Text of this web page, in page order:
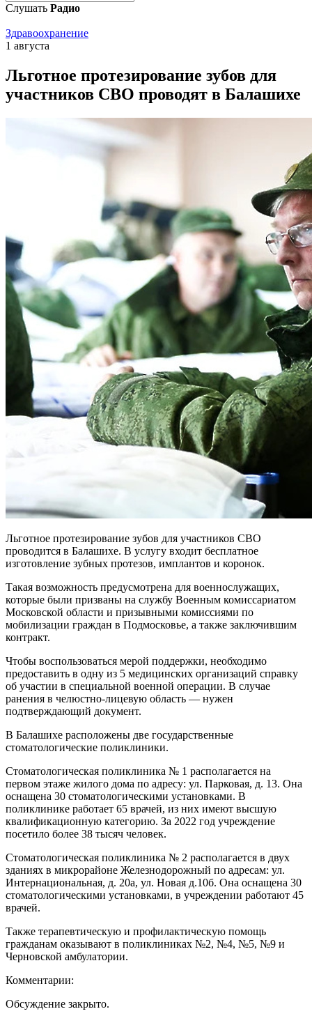
Слушать Радио
Здравоохранение
1 августа
Льготное протезирование зубов для
участников СВО проводят в Балашихе
Льготное протезирование зубов для участников СВО
проводится в Балашихе. В услугу входит бесплатное
изготовление зубных протезов, имплантов и коронок.
Такая возможность предусмотрена для военнослужащих,
которые были призваны на службу Военным комиссариатом
Московской области и призывными комиссиями по
мобилизации граждан в Подмосковье, а также заключившим
контракт.
Чтобы воспользоваться мерой поддержки, необходимо
предоставить в одну из 5 медицинских организаций справку
об участии в специальной военной операции. В случае
ранения в челюстно-лицевую область — нужен
подтверждающий документ.
В Балашихе расположены две государственные
стоматологические поликлиники.
Стоматологическая поликлиника № 1 располагается на
первом этаже жилого дома по адресу: ул. Парковая, д. 13. Она
оснащена 30 стоматологическими установками. В
поликлинике работает 65 врачей, из них имеют высшую
квалификационную категорию. За 2022 год учреждение
посетило более 38 тысяч человек.
Стоматологическая поликлиника № 2 располагается в двух
зданиях в микрорайоне Железнодорожный по адресам: ул.
Интернациональная, д. 20а, ул. Новая д.10б. Она оснащена 30
стоматологическими установками, в учреждении работают 45
врачей.
Также терапевтическую и профилактическую помощь
гражданам оказывают в поликлиниках №2, №4, №5, №9 и
Черновской амбулатории.
Комментарии:
Обсуждение закрыто.